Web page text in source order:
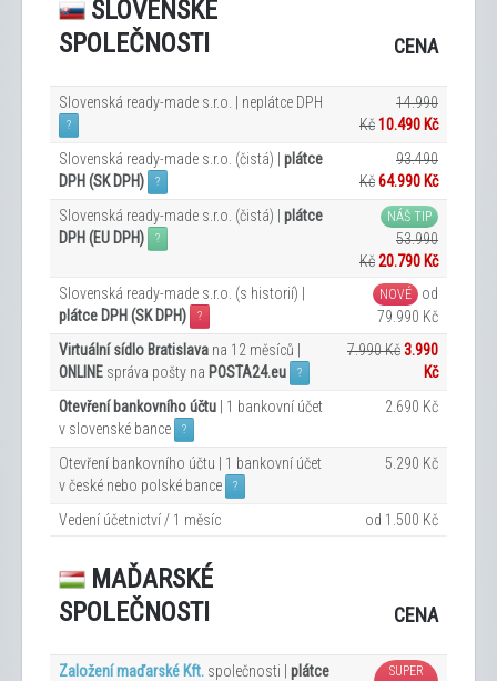
SLOVENSKÉ
SPOLEČNOSTI
CENA
Slovenská ready-made s.r.o. | neplátce DPH
?
14.990
Kč10.490 Kč
Slovenská ready-made s.r.o. (čistá) | plátce
DPH (SK DPH)
?
93.490
Kč64.990 Kč
Slovenská ready-made s.r.o. (čistá) | plátce
DPH (EU DPH)
?
NÁŠ TIP
53.990
Kč20.790 Kč
Slovenská ready-made s.r.o. (s historií) |
plátce DPH (SK DPH)
?
NOVÉ
od
79.990 Kč
Virtuální sídlo Bratislava na 12 měsíců |
ONLINE správa pošty na POSTA24.eu ?
7.990 Kč3.990
Kč
Otevření bankovního účtu | 1 bankovní účet
v slovenské bance
?
2.690 Kč
Otevření bankovního účtu | 1 bankovní účet
v české nebo polské bance
?
5.290 Kč
Vedení účetnictví / 1 měsíc od 1.500 Kč
MAĎARSKÉ
SPOLEČNOSTI
CENA
Založení maďarské Kft. společnosti | plátce
SUPER